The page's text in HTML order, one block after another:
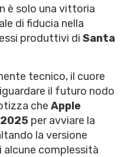
è solo una vittoria
di fiducia nella
produttivi di Santa
tecnico, il cuore
il futuro nodo
che Apple
2025 per avviare la
la versione
alcune complessità